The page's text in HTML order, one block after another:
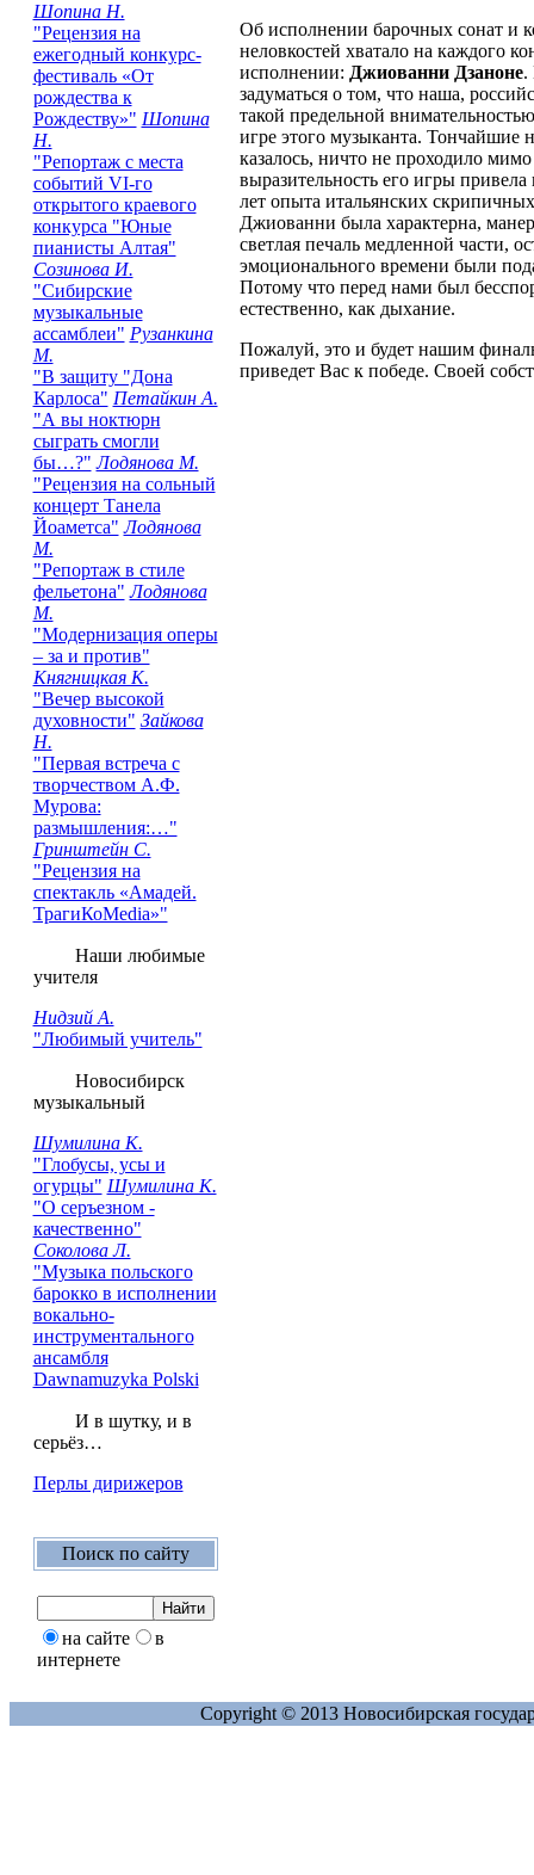
Шопина Н.
"Рецензия на
ежегодный конкурс-
фестиваль «От
рождества к
Рождеству»" Шопина
Н.
"Репортаж с места
событий VI-го
открытого краевого
конкурса "Юные
пианисты Алтая"
Созинова И.
"Сибирские
музыкальные
ассамблеи" Рузанкина
М.
"В защиту "Дона
Карлоса" Петайкин А.
"А вы ноктюрн
сыграть смогли
бы…?" Лодянова М.
"Рецензия на сольный
концерт Танела
Йоаметса" Лодянова
М.
"Репортаж в стиле
фельетона" Лодянова
М.
"Модернизация оперы
– за и против"
Княгницкая К.
"Вечер высокой
духовности" Зайкова
Н.
"Первая встреча с
творчеством А.Ф.
Мурова:
размышления:…"
Гринштейн С.
"Рецензия на
cпектакль «Амадей.
ТрагиКоMedia»"
Наши любимые
учителя
Нидзий А.
"Любимый учитель"
Новосибирск
музыкальный
Шумилина К.
"Глобусы, усы и
огурцы" Шумилина К.
"О серъезном -
качественно"
Соколова Л.
"Музыка польского
барокко в исполнении
вокально-
инструментального
ансамбля
Dawnamuzyka Polski
И в шутку, и в
серьёз…
Перлы дирижеров
Поиск по сайту
на сайте
в
интернете
Об исполнении барочных сонат и
неловкостей хватало на каждого
исполнении: Джиованни Дзаноне.
задуматься о том, что наша,
такой предельной
игре этого музыканта.
казалось, ничто не проходило
выразительность его игры
лет опыта итальянских
Джиованни была характерна,
светлая печаль медленной части,
эмоционального времени были
Потому что перед нами был
естественно, как дыхание.
Пожалуй, это и будет нашим
приведет Вас к победе. Своей
Copyright © 2013 Новосибирская